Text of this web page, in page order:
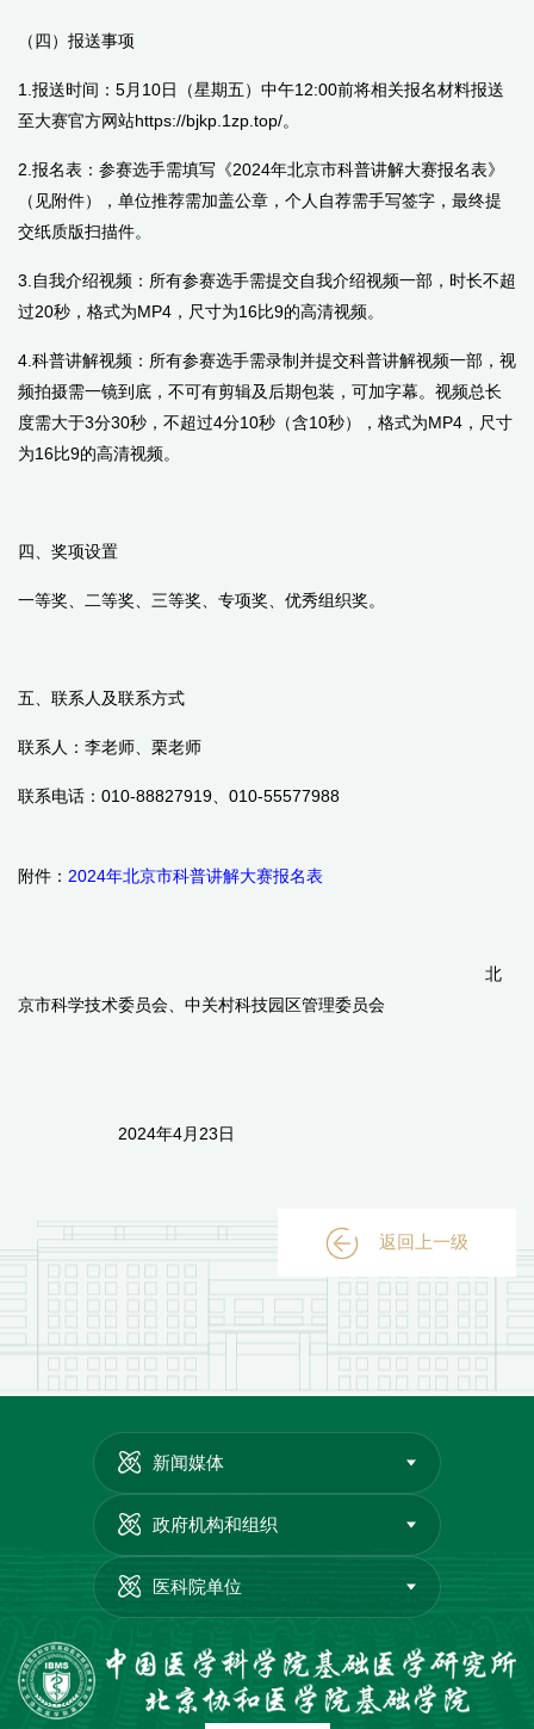
（四）报送事项
1.报送时间： 5月 10日（星期五）中午12:00前将相关报名材料报送
至大赛官方网站https://bjkp.1zp.top/。
2.报名表：参赛选手需填写《2024年北京市科普讲解大赛报名表》
（见附件），单位推荐需加盖公章，个人自荐需手写签字，最终提
交纸质版扫描件。
3.自我介绍视频：所有参赛选手需提交自我介绍视频一部，时长不超
过20秒，格式为MP4 ，尺寸为16比9的高清视频。
4.科普讲解视频：所有参赛选手需录制并提交科普讲解视频一部，视
频拍摄需一镜到底，不可有剪辑及后期包装，可加字幕。视频总长
度需大于3分30秒，不超过4分10秒（含10秒），格式为MP4 ，尺寸
为16比9的高清视频。
四、奖项设置
一等奖、二等奖、三等奖、专项奖、优秀组织奖。
五、联系人及联系方式
联系人：李老师、栗老师
联系电话： 010-88827919 010-55577988
附件： 2024年北京市科普讲解大赛报名表
北
京市科学技术委员会、中关村科技园区管理委员会
2024年4月 23日
返回上一级
新闻媒体
政府机构和组织
医科院单位